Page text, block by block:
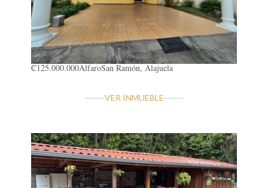
₡125.000.000AlfaroSan Ramón, Alajuela
VER INMUEBLE